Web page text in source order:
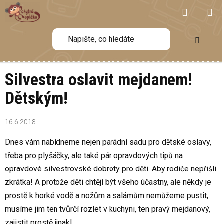
Přejít
na
obsah
KOŠÍK
Silvestra oslavit mejdanem!
Dětským!
16.6.2018
Dnes vám nabídneme nejen parádní sadu pro dětské oslavy,
třeba pro plyšáčky, ale také pár opravdových tipů na
opravdové silvestrovské dobroty pro děti. Aby rodiče nepřišli
zkrátka! A protože děti chtějí být všeho účastny, ale někdy je
prostě k horké vodě a nožům a salámům nemůžeme pustit,
musíme jim ten tvůrčí rozlet v kuchyni, ten pravý mejdanový,
zajistit prostě jinak!